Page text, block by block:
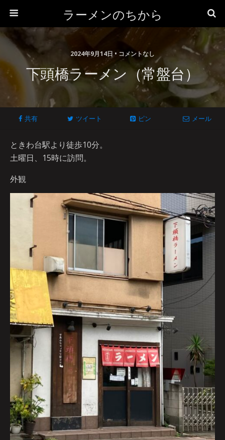
ラーメンのちから
2024年9月14日 • コメントなし
下頭橋ラーメン（常盤台）
共有 ツイート ピン メール
ときわ台駅より徒歩10分。
土曜日、15時に訪問。
外観